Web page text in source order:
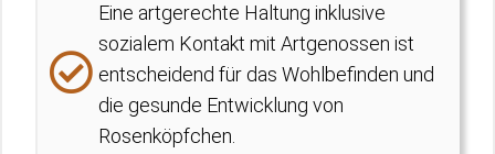
Eine artgerechte Haltung inklusive
sozialem Kontakt mit Artgenossen ist
entscheidend für das Wohlbefinden und
die gesunde Entwicklung von
Rosenköpfchen.